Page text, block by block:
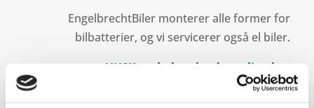
EngelbrechtBiler monterer alle former for
bilbatterier, og vi servicerer også el biler.
HUSK at du kan booke online her